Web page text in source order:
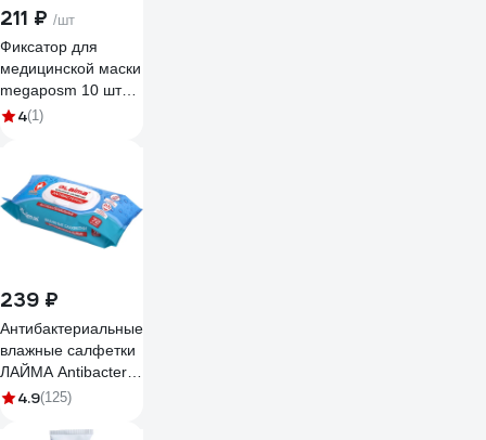
211 ₽ /шт
Фиксатор для
медицинской маски
megaposm 10 штук
в упаковке ФМ
4(1)
239 ₽
Антибактериальные
влажные салфетки
ЛАЙМА Antibacterial
72 шт, клапан
4.9(125)